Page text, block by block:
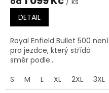
DETAIL
Royal Enfield Bullet 500 není
pro jezdce, který střídá
směr podle...
S
M L XL 2XL 3XL